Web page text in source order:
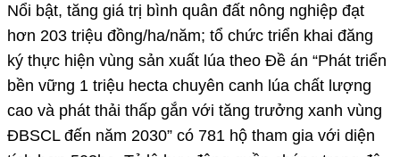
Nổi bật, tăng giá trị bình quân đất nông nghiệp đạt
hơn 203 triệu đồng/ha/năm; tổ chức triển khai đăng
ký thực hiện vùng sản xuất lúa theo Đề án “Phát triển
bền vững 1 triệu hecta chuyên canh lúa chất lượng
cao và phát thải thấp gắn với tăng trưởng xanh vùng
ĐBSCL đến năm 2030” có 781 hộ tham gia với diện